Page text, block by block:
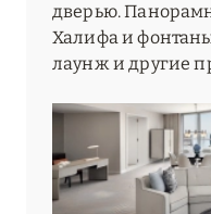
дверью.
Халифа и
лаунж и другие